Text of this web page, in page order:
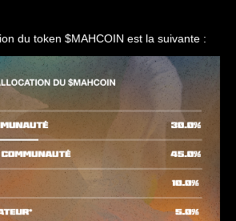
du token $MAHCOIN est la suivante :